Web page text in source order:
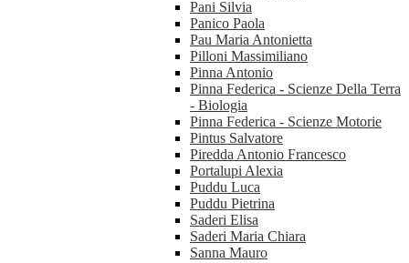
Pani Silvia
Panico Paola
Pau Maria Antonietta
Pilloni Massimiliano
Pinna Antonio
Pinna Federica - Scienze Della Terra
- Biologia
Pinna Federica - Scienze Motorie
Pintus Salvatore
Piredda Antonio Francesco
Portalupi Alexia
Puddu Luca
Puddu Pietrina
Saderi Elisa
Saderi Maria Chiara
Sanna Mauro